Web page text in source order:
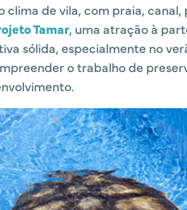
clima de vila, com praia,
Tamar, uma atração à
sólida, especialmente no
o trabalho de